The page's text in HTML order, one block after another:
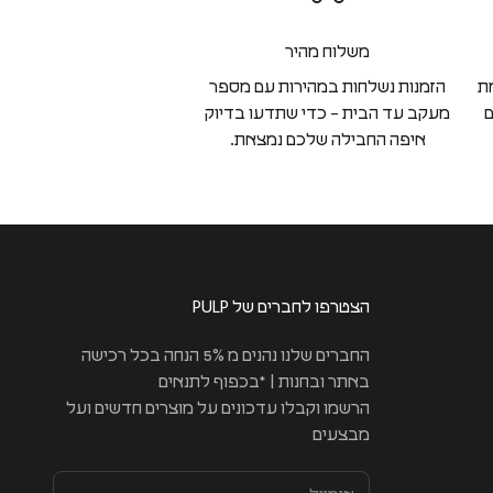
משלוח מהיר
הזמנות נשלחות במהירות עם מספר
מעקב עד הבית – כדי שתדעו בדיוק
איפה החבילה שלכם נמצאת.
הצטרפו לחברים של PULP
החברים שלנו נהנים מ 5% הנחה בכל רכישה
באתר ובחנות | *בכפוף לתנאים
הרשמו וקבלו עדכונים על מוצרים חדשים ועל
מבצעים